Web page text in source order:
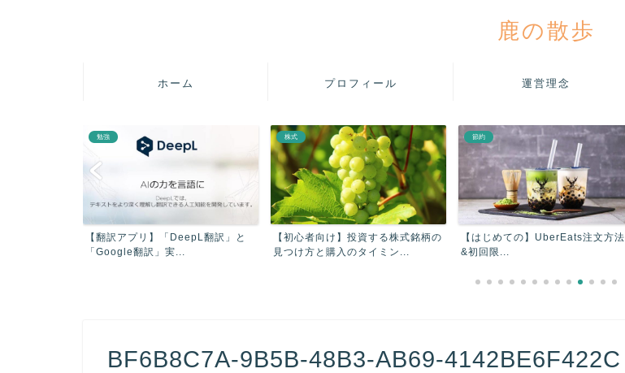
鹿の散歩
ホーム プロフィール 運営理念
勉強
【翻訳アプリ】「DeepL翻訳」と
「Google翻訳」実...
株式
【初心者向け】投資する株式銘柄の
見つけ方と購入のタイミン...
節約
【はじめての】UberEats注文方法
&初回限...
BF6B8C7A-9B5B-48B3-AB69-4142BE6F422C